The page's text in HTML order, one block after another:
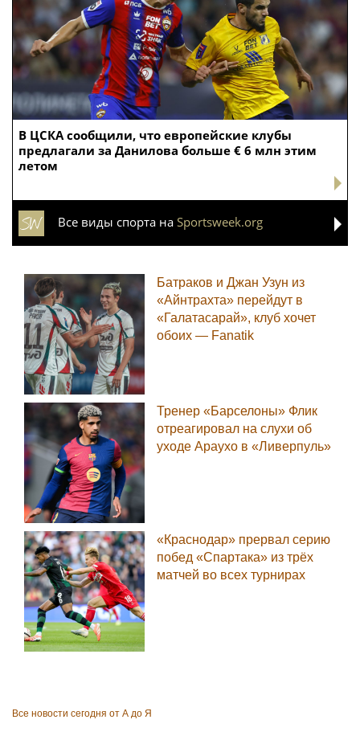
В ЦСКА сообщили, что европейские клубы
предлагали за Данилова больше € 6 млн этим
летом
Все виды спорта на Sportsweek.org
Батраков и Джан Узун из
«Айнтрахта» перейдут в
«Галатасарай», клуб хочет
обоих — Fanatik
Тренер «Барселоны» Флик
отреагировал на слухи об
уходе Араухо в «Ливерпуль»
«Краснодар» прервал серию
побед «Спартака» из трёх
матчей во всех турнирах
Все новости сегодня от А до Я